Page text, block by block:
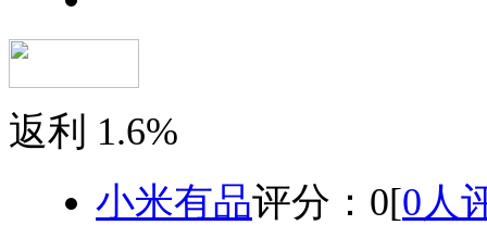
返利 1.6%
小米有品评分： 0[0人